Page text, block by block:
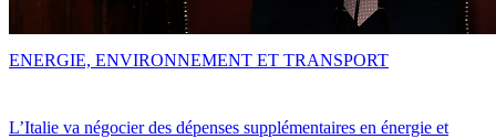
L’Italie va négocier des dépenses supplémentaires en énergie et
ENERGIE, ENVIRONNEMENT ET TRANSPORT